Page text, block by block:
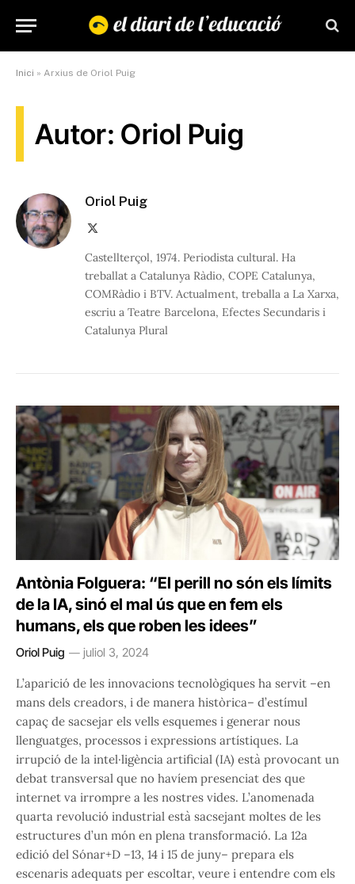
Inici » Arxius de Oriol Puig
Autor: Oriol Puig
Oriol Puig
Castellterçol, 1974. Periodista cultural. Ha
treballat a Catalunya Ràdio, COPE Catalunya,
COMRàdio i BTV. Actualment, treballa a La Xarxa,
escriu a Teatre Barcelona, Efectes Secundaris i
Catalunya Plural
Antònia Folguera: “El perill no són els límits
de la IA, sinó el mal ús que en fem els
humans, els que roben les idees”
Oriol Puig juliol 3, 2024
L’aparició de les innovacions tecnològiques ha servit –en
mans dels creadors, i de manera històrica– d’estímul
capaç de sacsejar els vells esquemes i generar nous
llenguatges, processos i expressions artístiques. La
irrupció de la intel·ligència artificial (IA) està provocant un
debat transversal que no havíem presenciat des que
internet va irrompre a les nostres vides. L’anomenada
quarta revolució industrial està sacsejant moltes de les
estructures d’un món en plena transformació. La 12a
edició del Sónar+D –13, 14 i 15 de juny– prepara els
escenaris adequats per escoltar, veure i entendre com els